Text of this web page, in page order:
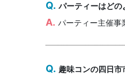
パーティーはどの
パーティー主催事
趣味コンの四日